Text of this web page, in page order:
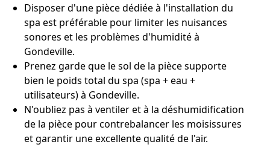
Disposer d'une pièce dédiée à l'installation du
spa est préférable pour limiter les nuisances
sonores et les problèmes d'humidité à
Gondeville.
Prenez garde que le sol de la pièce supporte
bien le poids total du spa (spa + eau +
utilisateurs) à Gondeville.
N'oubliez pas à ventiler et à la déshumidification
de la pièce pour contrebalancer les moisissures
et garantir une excellente qualité de l'air.